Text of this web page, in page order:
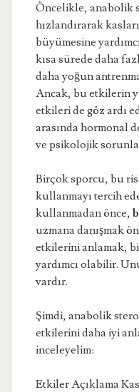
Öncelikle, anabolik
hızlandırarak
büyümesine
kısa sürede daha
daha yoğun
Ancak, bu etkilerin
etkileri de göz ardı
arasında hormonal
ve psikolojik
Birçok sporcu, bu
kullanmayı tercih
kullanmadan önce,
uzmana danışmak
etkilerini anlamak,
yardımcı olabilir.
vardır.
Şimdi, anabolik
etkilerini daha iyi
inceleyelim:
Etkiler Açıklama